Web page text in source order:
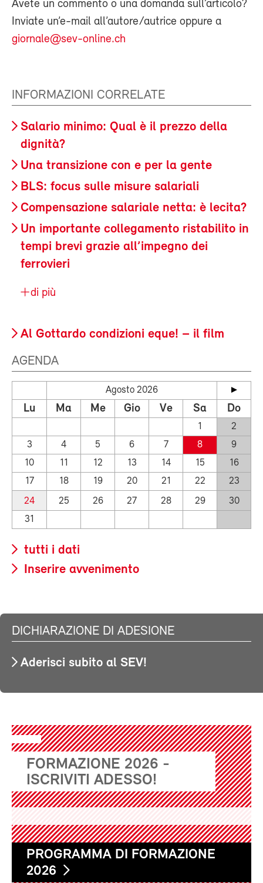
Avete un commento o una domanda sull’articolo?
Inviate un’e-mail all’autore/autrice oppure a
giornale@sev-online.ch
INFORMAZIONI CORRELATE
Salario minimo: Qual è il prezzo della
dignità?
Una transizione con e per la gente
BLS: focus sulle misure salariali
Compensazione salariale netta: è lecita?
Un importante collegamento ristabilito in
tempi brevi grazie all’impegno dei
ferrovieri
di più
Al Gottardo condizioni eque! – il film
AGENDA
Agosto 2026
Lu Ma Me Gio Ve Sa Do
1
2
3
4 5 6 7 8
9
10
11 12 13 14 15
16
17
18 19 20 21 22
23
24
25 26 27 28 29
30
31
tutti i dati
Inserire avvenimento
DICHIARAZIONE DI ADESIONE
Aderisci subito al SEV!
FORMAZIONE 2026 -
ISCRIVITI ADESSO!
PROGRAMMA DI FORMAZIONE
2026